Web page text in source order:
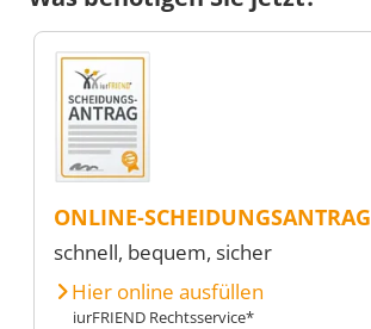
ONLINE-SCHEIDUNGSANTRAG
schnell, bequem, sicher
Hier online ausfüllen
iurFRIEND Rechtsservice*